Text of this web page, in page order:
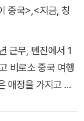
중국>,<지금, 칭
근무, 톈진에서 1
비로소 중국 여행
애정을 가지고 지